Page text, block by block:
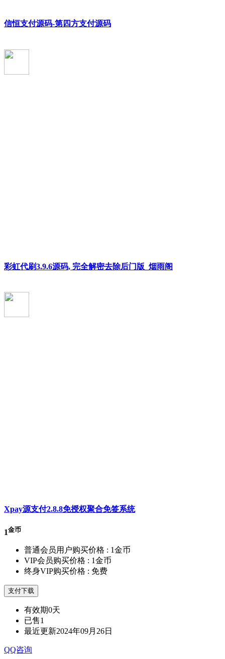
信恒支付源码-第四方支付源码
彩虹代刷3.9.6源码, 完全解密去除后门版_烟雨阁
Xpay源支付2.8.8免授权聚合免签系统
1金币
普通会员用户购买价格 : 1金币
VIP会员购买价格 : 1金币
终身VIP购买价格 : 免费
支付下载
有效期0天
已售1
最近更新2024年09月26日
QQ咨询